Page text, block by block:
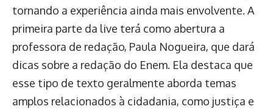
tornando a experiência ainda mais envolvente. A
primeira parte da live terá como abertura a
professora de redação, Paula Nogueira, que dará
dicas sobre a redação do Enem. Ela destaca que
esse tipo de texto geralmente aborda temas
amplos relacionados à cidadania, como justiça e